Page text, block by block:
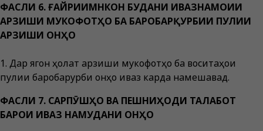
ФАСЛИ 6. ҒАЙРИИМНКОН БУДАНИ ИВАЗНАМОИИ
АРЗИШИ МУКОФОТҲО БА БАРОБАРҚУРБИИ ПУЛИИ
АРЗИШИ ОНҲО
1. Дар ягон ҳолат арзиши мукофотҳо ба воситаҳои
пулии баробарқурби онҳо иваз карда намешавад.
ФАСЛИ 7. САРПӮШҲО ВА ПЕШНИҲОДИ ТАЛАБОТ
БАРОИ ИВАЗ НАМУДАНИ ОНҲО